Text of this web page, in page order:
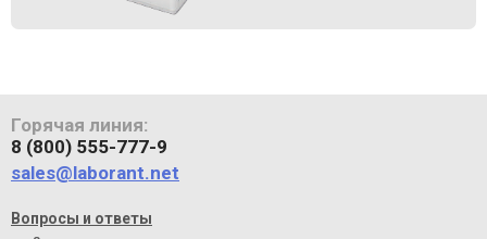
Горячая линия:
8 (800) 555-777-9
sales@laborant.net
Вопросы и ответы